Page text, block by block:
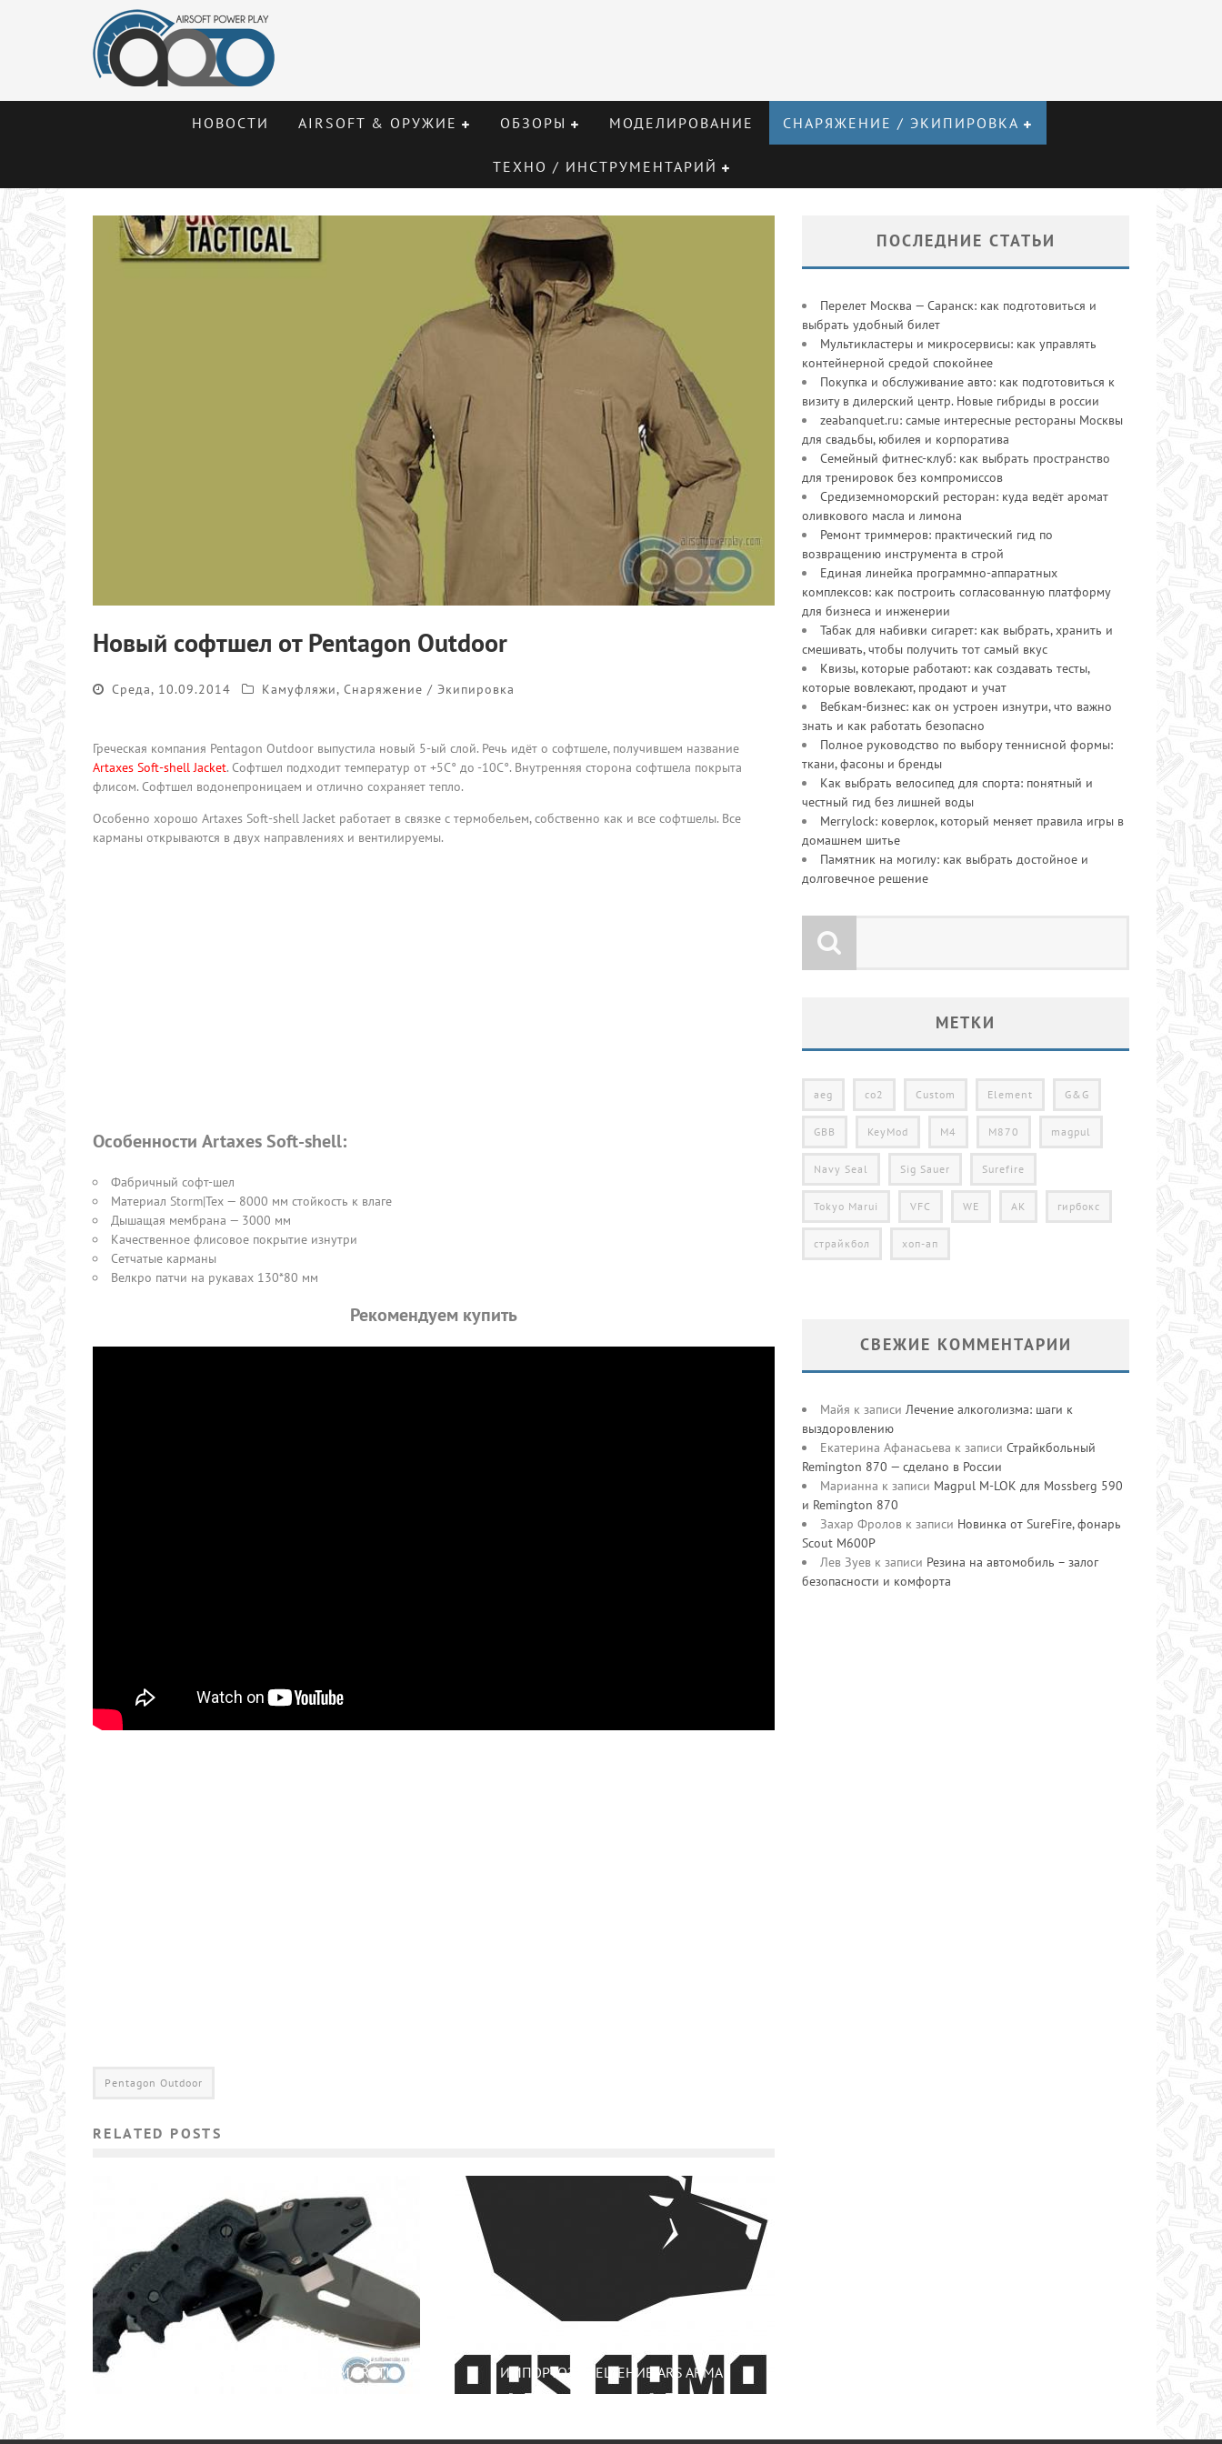
НОВОСТИ AIRSOFT & ОРУЖИЕ ОБЗОРЫ МОДЕЛИРОВАНИЕ СНАРЯЖЕНИЕ / ЭКИПИРОВКА
ТЕХНО / ИНСТРУМЕНТАРИЙ
Новый софтшел от Pentagon Outdoor
Среда, 10.09.2014 Камуфляжи, Снаряжение / Экипировка
Греческая компания Pentagon Outdoor выпустила новый 5-ый слой. Речь идёт о софтшеле, получившем название
Artaxes Soft-shell Jacket. Софтшел подходит температур от +5C° до -10C°. Внутренняя сторона софтшела покрыта
флисом. Софтшел водонепроницаем и отлично сохраняет тепло.
Особенно хорошо Artaxes Soft-shell Jacket работает в связке с термобельем, собственно как и все софтшелы. Все
карманы открываются в двух направлениях и вентилируемы.
Особенности Artaxes Soft-shell:
Фабричный софт-шел
Материал Storm|Tex — 8000 мм стойкость к влаге
Дышащая мембрана — 3000 мм
Качественное флисовое покрытие изнутри
Сетчатые карманы
Велкро патчи на рукавах 130*80 мм
Рекомендуем купить
Pentagon Outdoor
RELATED POSTS
СКЛАДНОЙ НОЖ SERE 1 ОТ EXTREMA RATIO ИМПОРТОЗАМЕЩЕНИЕ ARS ARMA
ПОСЛЕДНИЕ СТАТЬИ
Перелет Москва — Саранск: как подготовиться и
выбрать удобный билет
Мультикластеры и микросервисы: как управлять
контейнерной средой спокойнее
Покупка и обслуживание авто: как подготовиться к
визиту в дилерский центр. Новые гибриды в россии
zeabanquet.ru: самые интересные рестораны Москвы
для свадьбы, юбилея и корпоратива
Семейный фитнес-клуб: как выбрать пространство
для тренировок без компромиссов
Средиземноморский ресторан: куда ведёт аромат
оливкового масла и лимона
Ремонт триммеров: практический гид по
возвращению инструмента в строй
Единая линейка программно-аппаратных
комплексов: как построить согласованную платформу
для бизнеса и инженерии
Табак для набивки сигарет: как выбрать, хранить и
смешивать, чтобы получить тот самый вкус
Квизы, которые работают: как создавать тесты,
которые вовлекают, продают и учат
Вебкам-бизнес: как он устроен изнутри, что важно
знать и как работать безопасно
Полное руководство по выбору теннисной формы:
ткани, фасоны и бренды
Как выбрать велосипед для спорта: понятный и
честный гид без лишней воды
Merrylock: коверлок, который меняет правила игры в
домашнем шитье
Памятник на могилу: как выбрать достойное и
долговечное решение
МЕТКИ
aeg co2 Custom Element G&G
GBB KeyMod M4 M870 magpul
Navy Seal Sig Sauer Surefire
Tokyo Marui VFC WE АК гирбокс
страйкбол хоп-ап
СВЕЖИЕ КОММЕНТАРИИ
Майя к записи Лечение алкоголизма: шаги к
выздоровлению
Екатерина Афанасьева к записи Страйкбольный
Remington 870 — сделано в России
Марианна к записи Magpul M-LOK для Mossberg 590
и Remington 870
Захар Фролов к записи Новинка от SureFire, фонарь
Scout M600P
Лев Зуев к записи Резина на автомобиль – залог
безопасности и комфорта